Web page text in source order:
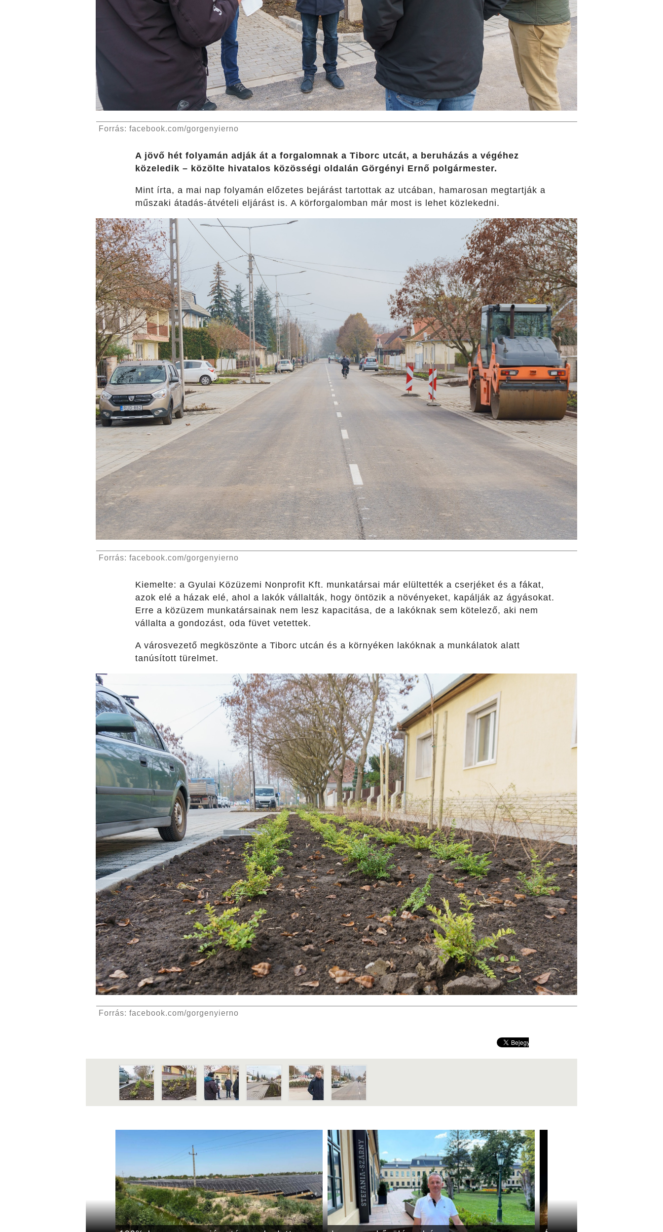
Forrás: facebook.com/gorgenyierno
A jövő hét folyamán adják át a forgalomnak a Tiborc utcát, a beruházás a végéhez
közeledik – közölte hivatalos közösségi oldalán Görgényi Ernő polgármester.
Mint írta, a mai nap folyamán előzetes bejárást tartottak az utcában, hamarosan megtartják a
műszaki átadás-átvételi eljárást is. A körforgalomban már most is lehet közlekedni.
Forrás: facebook.com/gorgenyierno
Kiemelte: a Gyulai Közüzemi Nonprofit Kft. munkatársai már elültették a cserjéket és a fákat,
azok elé a házak elé, ahol a lakók vállalták, hogy öntözik a növényeket, kapálják az ágyásokat.
Erre a közüzem munkatársainak nem lesz kapacitása, de a lakóknak sem kötelező, aki nem
vállalta a gondozást, oda füvet vetettek.
A városvezető megköszönte a Tiborc utcán és a környéken lakóknak a munkálatok alatt
tanúsított türelmet.
Forrás: facebook.com/gorgenyierno